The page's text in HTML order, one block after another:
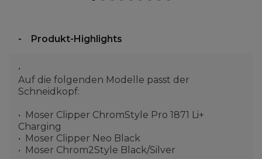
Produkt-Highlights
Auf die folgenden Modelle passt der
Schneidkopf:
Moser Clipper ChromStyle Pro 1871 Li+
Charging
Moser Clipper Neo Black
Moser Chrom2Style Black/Silver